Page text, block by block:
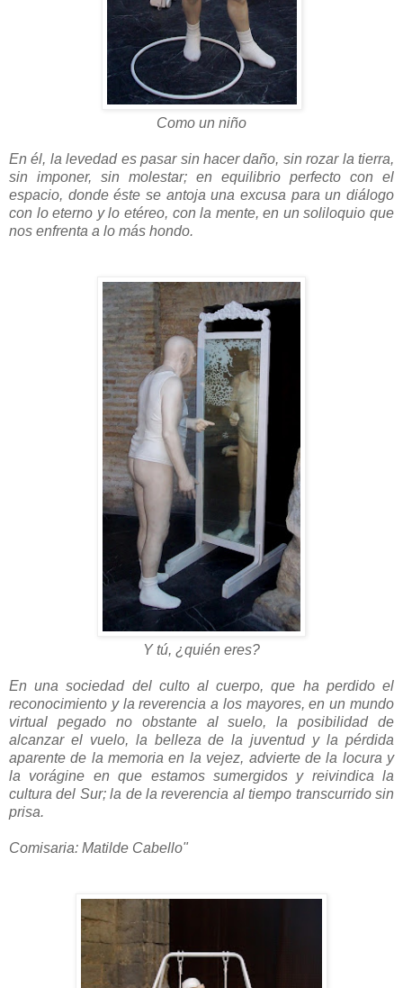
Como un niño
En él, la levedad es pasar sin hacer daño, sin rozar la tierra,
sin imponer, sin molestar; en equilibrio perfecto con el
espacio, donde éste se antoja una excusa para un diálogo
con lo eterno y lo etéreo, con la mente, en un soliloquio que
nos enfrenta a lo más hondo.
Y tú, ¿quién eres?
En una sociedad del culto al cuerpo, que ha perdido el
reconocimiento y la reverencia a los mayores, en un mundo
virtual pegado no obstante al suelo, la posibilidad de
alcanzar el vuelo, la belleza de la juventud y la pérdida
aparente de la memoria en la vejez, advierte de la locura y
la vorágine en que estamos sumergidos y reivindica la
cultura del Sur; la de la reverencia al tiempo transcurrido sin
prisa.
Comisaria: Matilde Cabello"